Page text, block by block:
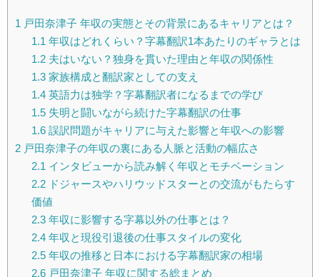
1 戸田奈津子 年収の実態とその背景にあるキャリアとは？
1.1 年収はどれくらい？字幕翻訳1本あたりのギャラとは
1.2夫はいない？独身を貫いた理由と年収の関係性
1.3家族構成と翻訳家としての支え
1.4英語力は独学？字幕翻訳者になるまでの学び
1.5失明と闘いながら続けた字幕翻訳の仕事
1.6誤訳問題がキャリアに与えた影響と年収への影響
2 戸田奈津子の年収の裏にある人脈と活動の幅広さ
2.1 インタビューから読み解く年収とモチベーション
2.2ドジャースやハリウッドスターとの交流がもたらす
価値
2.3年収に影響する字幕以外の仕事とは？
2.4年収と現役引退後の仕事スタイルの変化
2.5年収の推移と日本における字幕翻訳家の相場
2.6戸田奈津子 年収に関する総まとめ